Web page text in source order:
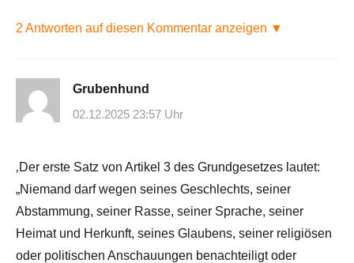
2 Antworten auf diesen Kommentar anzeigen ▼
Grubenhund
02.12.2025 23:57 Uhr
‚Der erste Satz von Artikel 3 des Grundgesetzes lautet:
„Niemand darf wegen seines Geschlechts, seiner
Abstammung, seiner Rasse, seiner Sprache, seiner
Heimat und Herkunft, seines Glaubens, seiner religiösen
oder politischen Anschauungen benachteiligt oder